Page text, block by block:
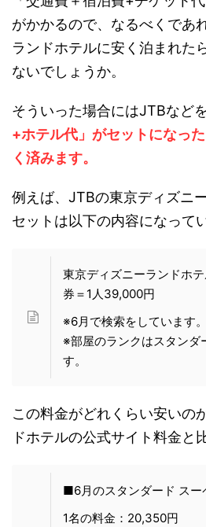
がかかるので、なるべくであ
ランドホテルに安く泊まれた
ないでしょうか。
そういった場合にはJTBなど
+ホテル代」がセットになっ
く済みます。
例えば、JTBの東京ディズニ
セットは以下の内容になって
東京ディズニーランドホ
券＝1人39,000円
※6月で検索をしています。
※部屋のランクはスタンダ
す。
この料金がどれくらい安いの
ドホテルの公式サイト料金と
■6月のスタンダード ス
1名の料金：20,350円